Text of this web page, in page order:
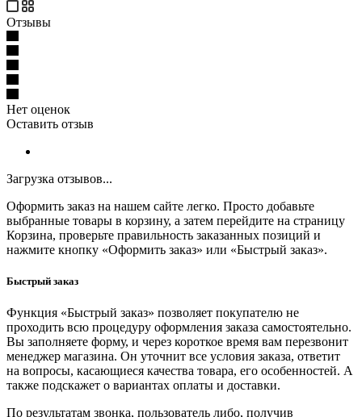
Отзывы
Нет оценок
Оставить отзыв
Загрузка отзывов...
Оформить заказ на нашем сайте легко. Просто добавьте
выбранные товары в корзину, а затем перейдите на страницу
Корзина, проверьте правильность заказанных позиций и
нажмите кнопку «Оформить заказ» или «Быстрый заказ».
Быстрый заказ
Функция «Быстрый заказ» позволяет покупателю не
проходить всю процедуру оформления заказа самостоятельно.
Вы заполняете форму, и через короткое время вам перезвонит
менеджер магазина. Он уточнит все условия заказа, ответит
на вопросы, касающиеся качества товара, его особенностей. А
также подскажет о вариантах оплаты и доставки.
По результатам звонка, пользователь либо, получив